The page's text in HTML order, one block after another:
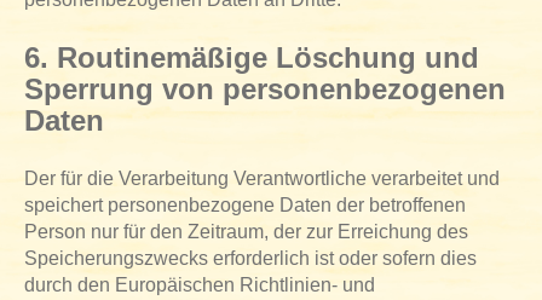
6. Routinemäßige Löschung und
Sperrung von personenbezogenen
Daten
Der für die Verarbeitung Verantwortliche verarbeitet und
speichert personenbezogene Daten der betroffenen
Person nur für den Zeitraum, der zur Erreichung des
Speicherungszwecks erforderlich ist oder sofern dies
durch den Europäischen Richtlinien- und